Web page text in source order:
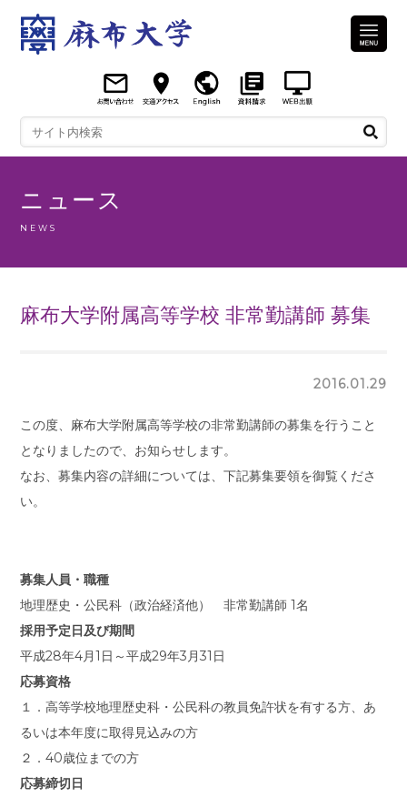
ニュース
NEWS
麻布大学附属高等学校 非常勤講師 募集
2016.01.29
この度、麻布大学附属高等学校の非常勤講師の募集を行うこと
となりましたので、お知らせします。
なお、募集内容の詳細については、下記募集要領を御覧くださ
い。
募集人員・職種
地理歴史・公民科（政治経済他） 非常勤講師 1名
採用予定日及び期間
平成28年4月1日～平成29年3月31日
応募資格
１．高等学校地理歴史科・公民科の教員免許状を有する方、あ
るいは本年度に取得見込みの方
２．40歳位までの方
応募締切日